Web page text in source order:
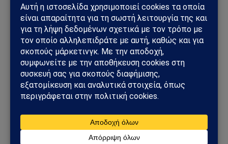
διαμορφώνουν.
Εξερεύνησε το Sahiel.gr
Ροή Ειδήσεων
Σκέψεις – Άρθρα γνώμης
Ελλάδα – Ειδήσεις & Αναλύσεις
Τουρκία & Η ελληνική στάση